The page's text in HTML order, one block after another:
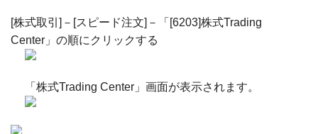
[株式取引]－[スピード注文]－「[6203]株式Trading
Center」の順にクリックする
「株式Trading Center」画面が表示されます。